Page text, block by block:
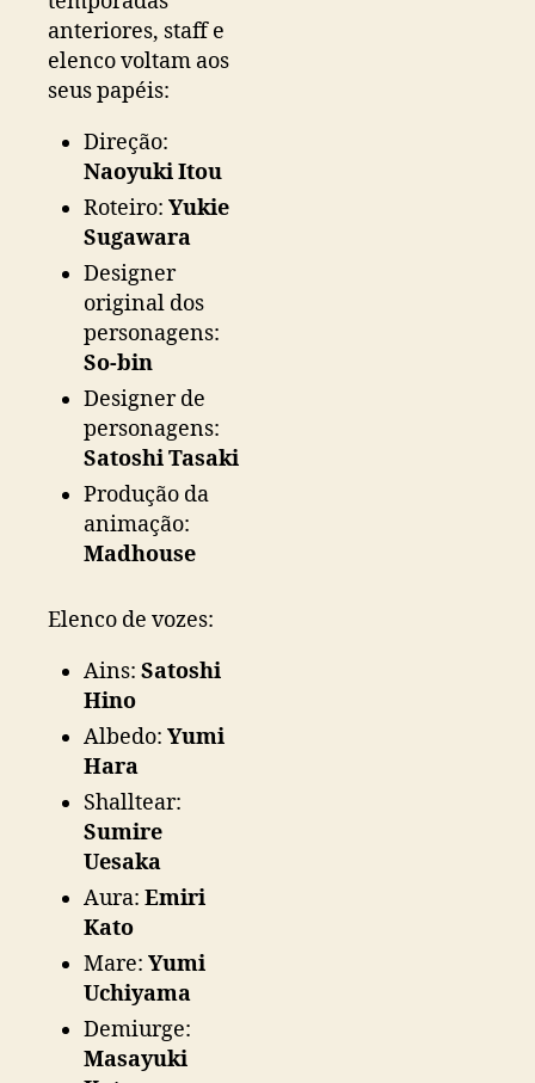
anteriores, staff e
elenco voltam aos
seus papéis:
Direção:
Naoyuki Itou
Roteiro: Yukie
Sugawara
Designer
original dos
personagens:
So-bin
Designer de
personagens:
Satoshi Tasaki
Produção da
animação:
Madhouse
Elenco de vozes:
Ains: Satoshi
Hino
Albedo: Yumi
Hara
Shalltear:
Sumire
Uesaka
Aura: Emiri
Kato
Mare: Yumi
Uchiyama
Demiurge:
Masayuki